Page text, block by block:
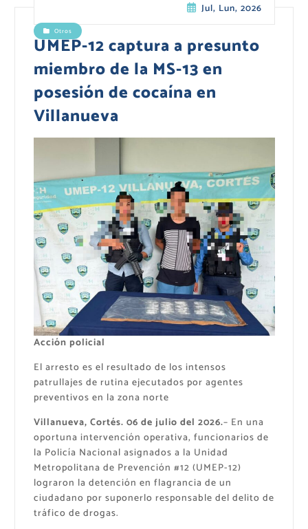
Jul, Lun, 2026
Otros
UMEP-12 captura a presunto
miembro de la MS-13 en
posesión de cocaína en
Villanueva
Acción policial
El arresto es el resultado de los intensos
patrullajes de rutina ejecutados por agentes
preventivos en la zona norte
Villanueva, Cortés. 06 de julio del 2026.– En una
oportuna intervención operativa, funcionarios de
la Policía Nacional asignados a la Unidad
Metropolitana de Prevención #12 (UMEP-12)
lograron la detención en flagrancia de un
ciudadano por suponerlo responsable del delito de
tráfico de drogas.